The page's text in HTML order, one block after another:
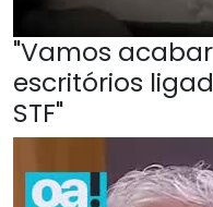
"Vamos
escritórios
STF"